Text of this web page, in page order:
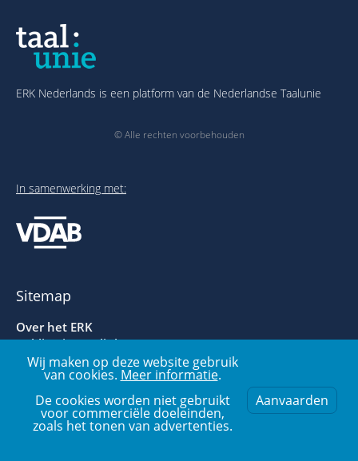
ERK Nederlands is een platform van de Nederlandse Taalunie
© Alle rechten voorbehouden
In samenwerking met:
Sitemap
Over het ERK
Publicaties en links
Voorbeelden- en oefenbank
Over deze website
Wij maken op deze website gebruik
van cookies. Meer informatie.
De cookies worden niet gebruikt
voor commerciële doeleinden,
zoals het tonen van advertenties.
Aanvaarden